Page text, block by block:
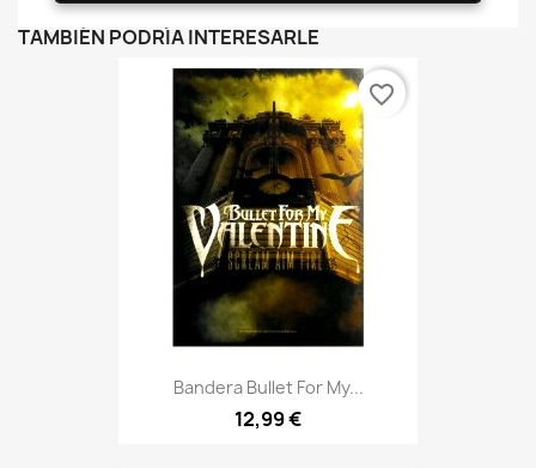
TAMBIÉN PODRÍA INTERESARLE
Bandera Bullet For My...
12,99 €
favorite_border